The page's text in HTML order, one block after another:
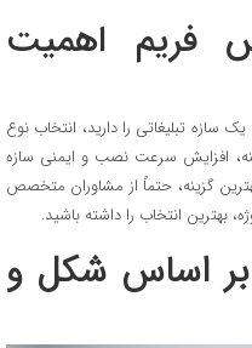
فریم اهمیت
تبلیغاتی را دارید، انتخاب نوع
افزایش سرعت نصب و ایمنی سازه
گزینه، حتماً از مشاوران متخصص
بهترین انتخاب را داشته باشید.
بر اساس شکل و